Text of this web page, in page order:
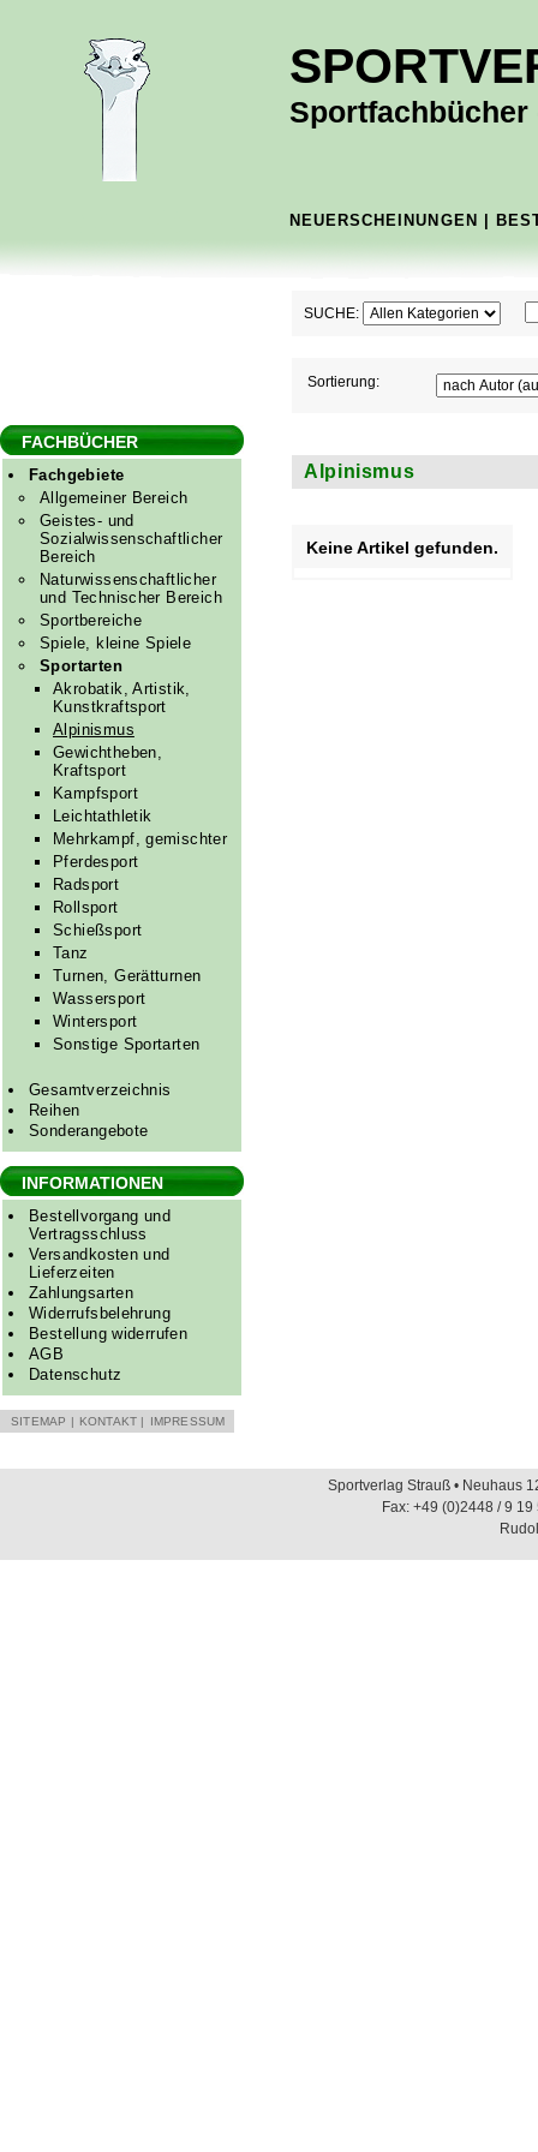
NEUERSCHEINUNGEN
SUCHE:
Sortierung:
FACHBÜCHER
Fachgebiete
Allgemeiner Bereich
Geistes- und
Sozialwissenschaftlicher
Bereich
Naturwissenschaftlicher
und Technischer Bereich
Sportbereiche
Spiele, kleine Spiele
Sportarten
Akrobatik, Artistik,
Kunstkraftsport
Alpinismus
Gewichtheben,
Kraftsport
Kampfsport
Leichtathletik
Mehrkampf, gemischter
Pferdesport
Radsport
Rollsport
Schießsport
Tanz
Turnen, Gerätturnen
Wassersport
Wintersport
Sonstige Sportarten
Gesamtverzeichnis
Reihen
Sonderangebote
INFORMATIONEN
Bestellvorgang und
Vertragsschluss
Versandkosten und
Lieferzeiten
Zahlungsarten
Widerrufsbelehrung
Bestellung widerrufen
AGB
Datenschutz
SITEMAP | KONTAKT | IMPRESSUM
Alpinismus
Keine Artikel gefunden.
Sportverlag Strauß • Neuhaus
Fax: +49 (0)2448 / 9